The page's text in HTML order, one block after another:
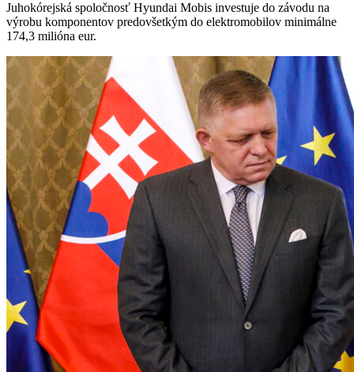
Juhokórejská spoločnosť Hyundai Mobis investuje do závodu na
výrobu komponentov predovšetkým do elektromobilov minimálne
174,3 milióna eur.